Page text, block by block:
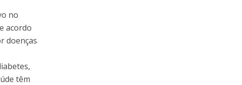
no
acordo
doenças
têm